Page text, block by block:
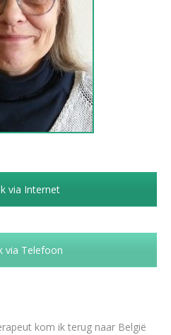
via Internet
via Telefoon
kom ik terug naar België